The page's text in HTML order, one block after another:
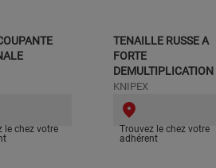
le chez votre
TENAILLE RUSSE A
FORTE
DEMULTIPLICATION
KNIPEX
Trouvez le chez votre
adhérent